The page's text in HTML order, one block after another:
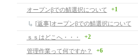
オープンβでの鯖選択について +1
[返事]オープンβでの鯖選択について
ｓｓはどこへ・・・
+2
管理作業って何ですか？ +6